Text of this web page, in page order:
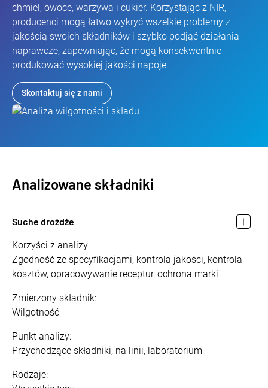
chmiel, owoce, warzywa i cukier. Korzystając z NIR,
producenci mogą łatwo wykryć wszelkie problemy z
jakością swoich składników i szybko podjąć działania
naprawcze, zapewniając, że mogą konsekwentnie
produkować wysokiej jakości napoje.
Skontaktuj się z nami
Analizowane składniki
Suche drożdże
Korzyści z analizy:
Zgodność ze specyfikacjami, kontrola jakości, kontrola
kosztów, opracowywanie receptur, ochrona marki
Zmierzony składnik:
Wilgotność
Punkt analizy:
Przychodzące składniki, na linii, laboratorium
Rodzaje: